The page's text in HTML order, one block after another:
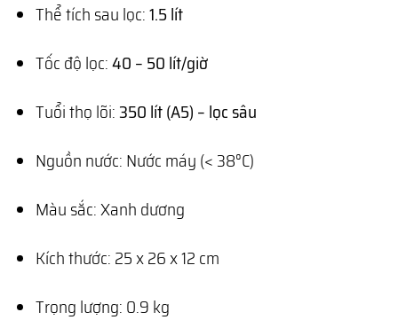
Thể tích sau lọc:1.5 lít
Tốc độ lọc:40 – 50 lít/giờ
Tuổi thọ lõi:350 lít (A5) – lọc sâu
Nguồn nước: Nước máy (< 38°C)
Màu sắc: Xanh dương
Kích thước: 25 x 26 x 12 cm
Trọng lượng: 0.9 kg